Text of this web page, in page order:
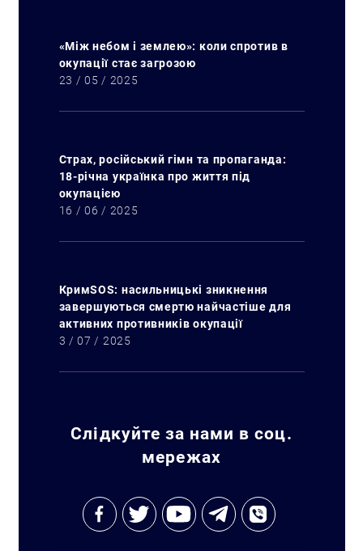
Искать:
«Між небом і землею»: коли спротив в
окупації стає загрозою
23 / 05 / 2025
Страх, російський гімн та пропаганда:
18-річна українка про життя під
окупацією
16 / 06 / 2025
КримSOS: насильницькі зникнення
завершуються смертю найчастіше для
активних противників окупації
3 / 07 / 2025
Слідкуйте за нами в соц.
мережах